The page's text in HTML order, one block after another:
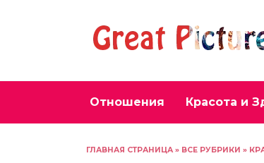
Отношения Красота и
ГЛАВНАЯ СТРАНИЦА » ВСЕ РУБРИКИ »